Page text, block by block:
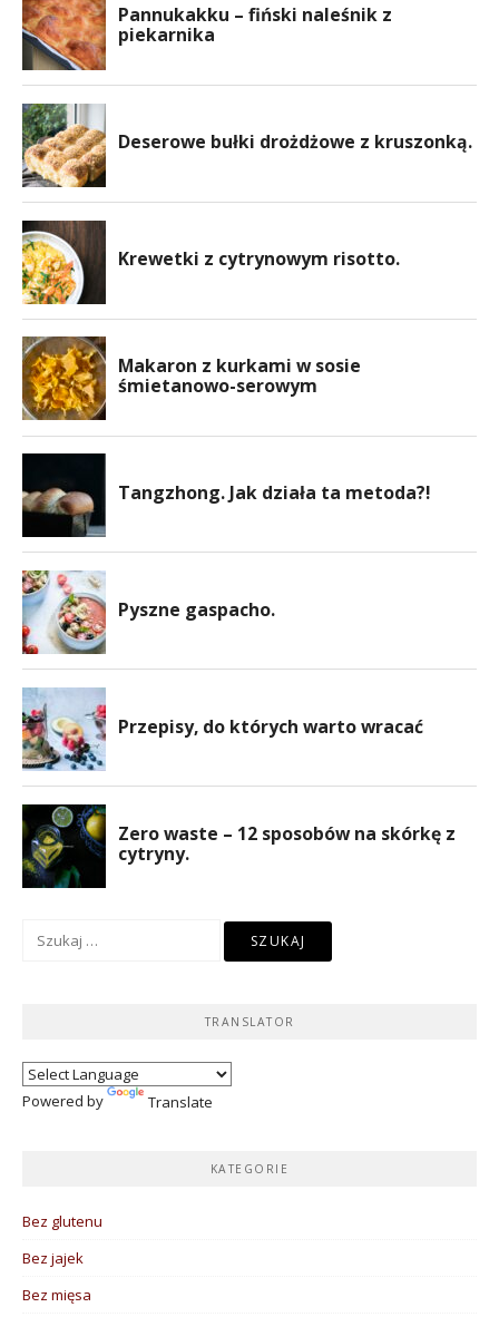
Szukaj:
TRANSLATOR
Powered by Translate
KATEGORIE
Bez glutenu
Bez jajek
Bez mięsa